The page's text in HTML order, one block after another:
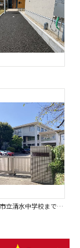
【中学校】熊本市立清水中学校まで100ｍ